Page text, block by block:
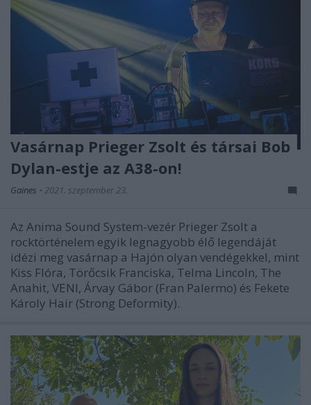
Vasárnap Prieger Zsolt és társai Bob
Dylan-estje az A38-on!
Gaines • 2021. szeptember 23.
Az Anima Sound System-vezér Prieger Zsolt a
rocktörténelem egyik legnagyobb élő legendáját
idézi meg vasárnap a Hajón olyan vendégekkel, mint
Kiss Flóra, Törőcsik Franciska, Telma Lincoln, The
Anahit, VENI, Árvay Gábor (Fran Palermo) és Fekete
Károly Hair (Strong Deformity).